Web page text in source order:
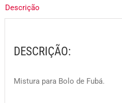
Descrição
DESCRIÇÃO:
Mistura para Bolo de Fubá.